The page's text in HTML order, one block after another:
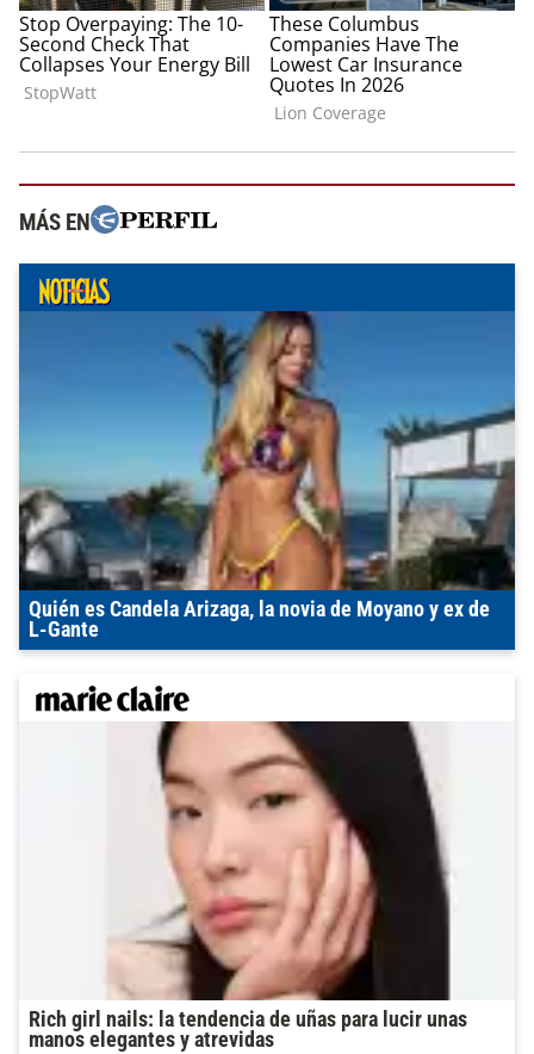
MÁS EN
Quién es Candela Arizaga, la novia de Moyano y ex de
L-Gante
Rich girl nails: la tendencia de uñas para lucir unas
manos elegantes y atrevidas